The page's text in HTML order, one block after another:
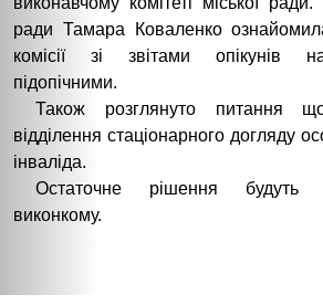
ради Тамара Коваленко
комісії зі звітами опікунів
підопічними.
Також розглянуто питання
відділення стаціонарного догляду
інваліда.
Остаточне рішення будуть
виконкому.